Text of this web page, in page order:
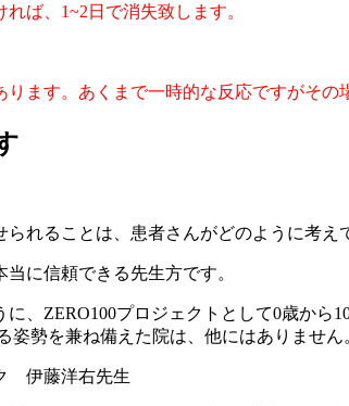
ば、1~2日で消失致します。
ます。あくまで一時的な反応ですがその
れることは、患者さんがどのように考え
に信頼できる先生方です。
、ZERO100プロジェクトとして0歳か
勢を兼ね備えた院は、他にはありません